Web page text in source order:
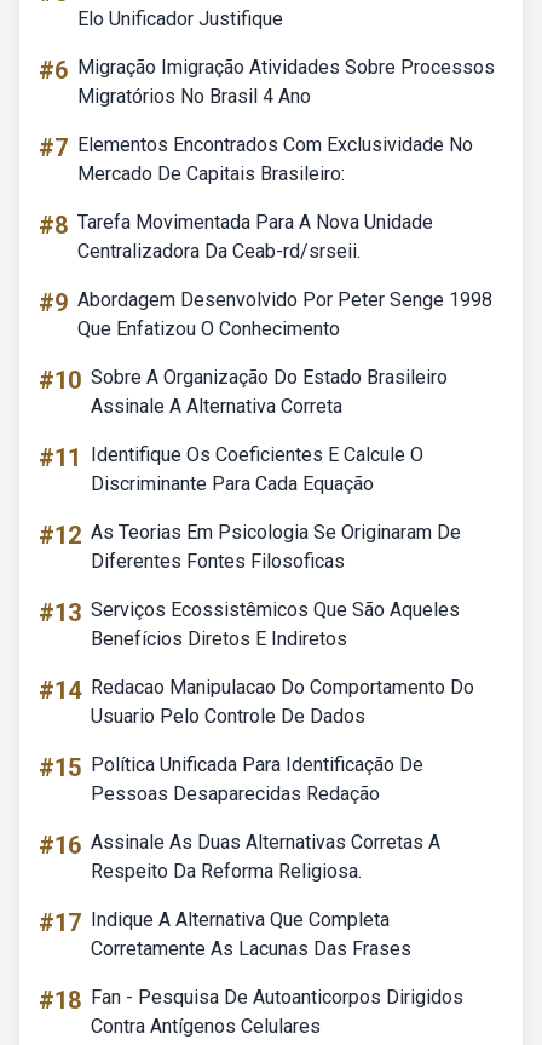
Elo Unificador Justifique
#6 Migração Imigração Atividades Sobre Processos
Migratórios No Brasil 4 Ano
#7 Elementos Encontrados Com Exclusividade No
Mercado De Capitais Brasileiro:
#8 Tarefa Movimentada Para A Nova Unidade
Centralizadora Da Ceab-rd/srseii.
#9 Abordagem Desenvolvido Por Peter Senge 1998
Que Enfatizou O Conhecimento
#10 Sobre A Organização Do Estado Brasileiro
Assinale A Alternativa Correta
#11
Identifique Os Coeficientes E Calcule O
Discriminante Para Cada Equação
#12 As Teorias Em Psicologia Se Originaram De
Diferentes Fontes Filosoficas
#13 Serviços Ecossistêmicos Que São Aqueles
Benefícios Diretos E Indiretos
#14 Redacao Manipulacao Do Comportamento Do
Usuario Pelo Controle De Dados
#15 Política Unificada Para Identificação De
Pessoas Desaparecidas Redação
#16 Assinale As Duas Alternativas Corretas A
Respeito Da Reforma Religiosa.
#17 Indique A Alternativa Que Completa
Corretamente As Lacunas Das Frases
#18 Fan - Pesquisa De Autoanticorpos Dirigidos
Contra Antígenos Celulares